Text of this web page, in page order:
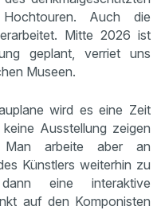
Auch die
Mitte 2026 ist
geplant, verriet uns
Museen.
wird es eine Zeit
Ausstellung zeigen
Man arbeite aber an
Künstlers weiterhin zu
eine interaktive
auf den Komponisten